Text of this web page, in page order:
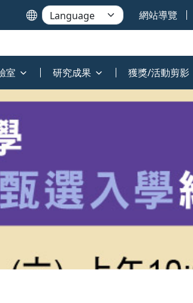
網站導覽
室 研究成果 獲獎/活動剪影